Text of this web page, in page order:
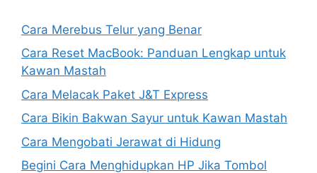
Cara Merebus Telur yang Benar
Cara Reset MacBook: Panduan Lengkap untuk
Kawan Mastah
Cara Melacak Paket J&T Express
Cara Bikin Bakwan Sayur untuk Kawan Mastah
Cara Mengobati Jerawat di Hidung
Begini Cara Menghidupkan HP Jika Tombol